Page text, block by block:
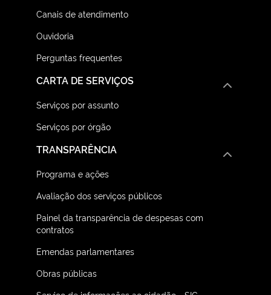
Canais de atendimento
Ouvidoria
Perguntas frequentes
CARTA DE SERVIÇOS
Serviços por assunto
Serviços por órgão
TRANSPARÊNCIA
Programa e ações
Avaliação dos serviços públicos
Painel da transparência de despesas com
contratos
Emendas parlamentares
Obras públicas